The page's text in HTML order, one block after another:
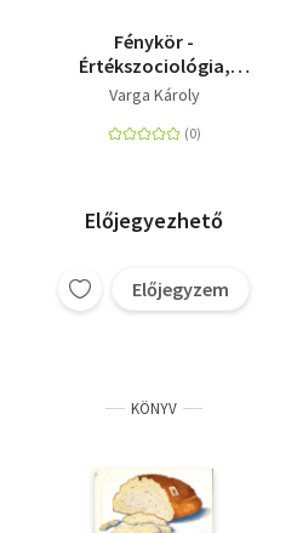
Fénykör -
Értékszociológia,
nemzetstratégia
Varga Károly
Előjegyezhető
Előjegyzem
KÖNYV